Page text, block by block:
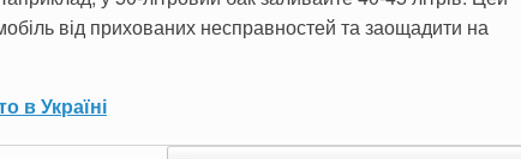
від прихованих несправностей та заощадити на
в Україні